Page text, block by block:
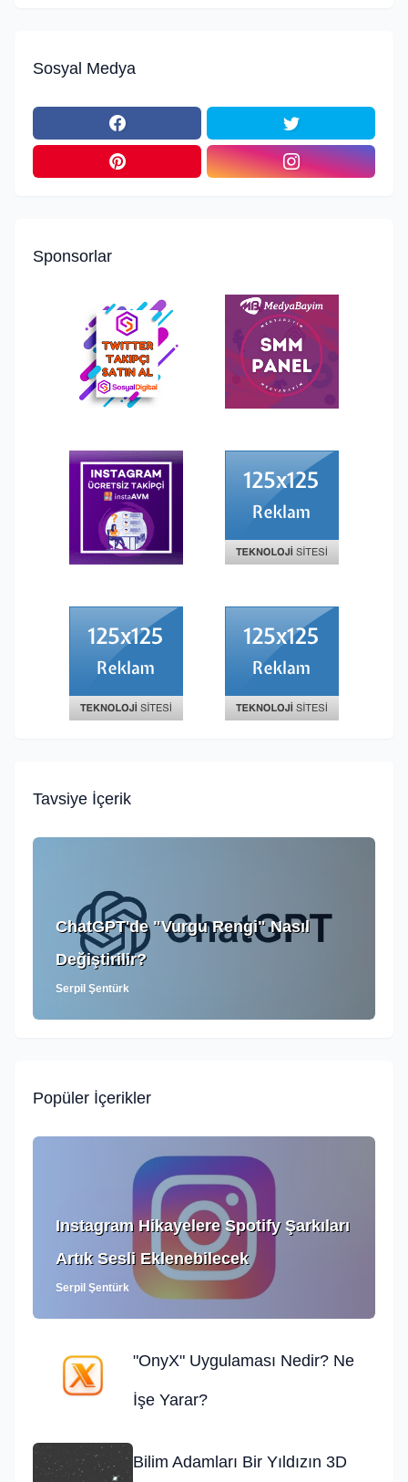
Sosyal Medya
Sponsorlar
Tavsiye İçerik
ChatGPT'de "Vurgu Rengi" Nasıl
Değiştirilir?
Serpil Şentürk
Popüler İçerikler
Instagram Hikayelere Spotify Şarkıları
Artık Sesli Eklenebilecek
Serpil Şentürk
"OnyX" Uygulaması Nedir? Ne
İşe Yarar?
Bilim Adamları Bir Yıldızın 3D